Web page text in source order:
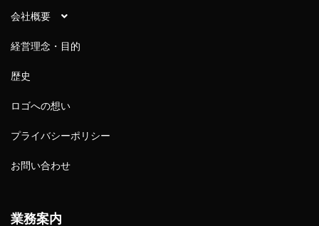
会社概要
経営理念・目的
歴史
ロゴへの想い
プライバシーポリシー
お問い合わせ
業務案内